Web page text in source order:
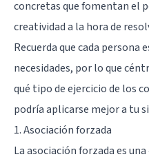
concretas que fomentan el
creatividad a la hora de
Recuerda que cada persona
necesidades, por lo que
qué tipo de ejercicio de los
podría aplicarse mejor a tu
1. Asociación forzada
La asociación forzada es